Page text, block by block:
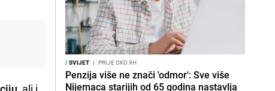
/SVIJET I PRIJE OKO 9H
Penzija više ne znači 'odmor': Sve više
Nijemaca starijih od 65 godina nastavlja